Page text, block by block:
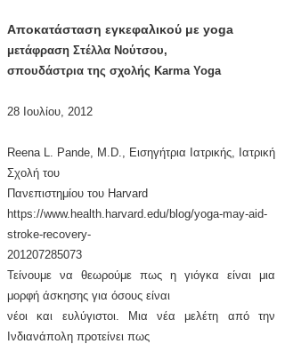
Αποκατάσταση εγκεφαλικού με yoga
μετάφραση Στέλλα Νούτσου,
σπουδάστρια της σχολής Karma Yoga
28 Ιουλίου, 2012
Reena L. Pande, M.D., Εισηγήτρια Ιατρικής, Ιατρική
Σχολή του
Πανεπιστημίου του Harvard
https://www.health.harvard.edu/blog/yoga-may-aid-
stroke-recovery-
201207285073
Τείνουμε να θεωρούμε πως η γιόγκα είναι μια
μορφή άσκησης για όσους είναι
νέοι και ευλύγιστοι. Μια νέα μελέτη από την
Ινδιανάπολη προτείνει πως